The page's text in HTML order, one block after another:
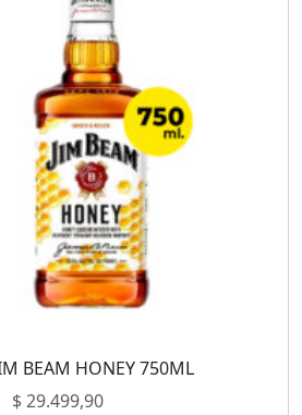
BEAM HONEY 750ML
$29.499,90